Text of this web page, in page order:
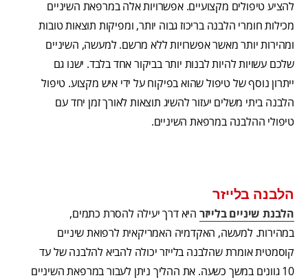
להציע טיפולים מקצועיים. אפשרויות אלה במרפאת השיניים
מכילות חומרי הלבנה בריכוז גבוה יותר, ומפיקות תוצאות טובות
ומהירות יותר מאשר אפשרויות ללא מרשם. למעשה, השיניים
שלכם עשויות להיות לבנות יותר בביקור אחד בלבד. ישנו גם
ייתרון נוסף של טיפול שהוא בפיקוח על ידי איש מקצוע. טיפול
הלבנה ביתי משלים יעזור להשיג תוצאות לאורך זמן יחד עם
טיפולי ההלבנה במרפאת השיניים.
הלבנה בלייזר
הלבנת שיניים בלייזר היא דרך יעילה להסרת כתמים,
במהירות. למעשה, האקדמיה האמריקאית לרפואת שיניים
קוסמטית אומרת שהלבנה בלייזר יכולה להביא להלבנה של עד
10 גוונים במשך כשעה. את ההליך ניתן לעבור במרפאת השיניים